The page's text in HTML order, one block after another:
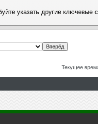
указать другие ключевые
Текущее